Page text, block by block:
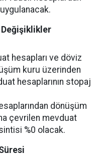
Değişiklikler
hesapları ve döviz
kuru üzerinden
hesaplarının stopaj
dönüşüm
çevrilen mevduat
%0 olacak.